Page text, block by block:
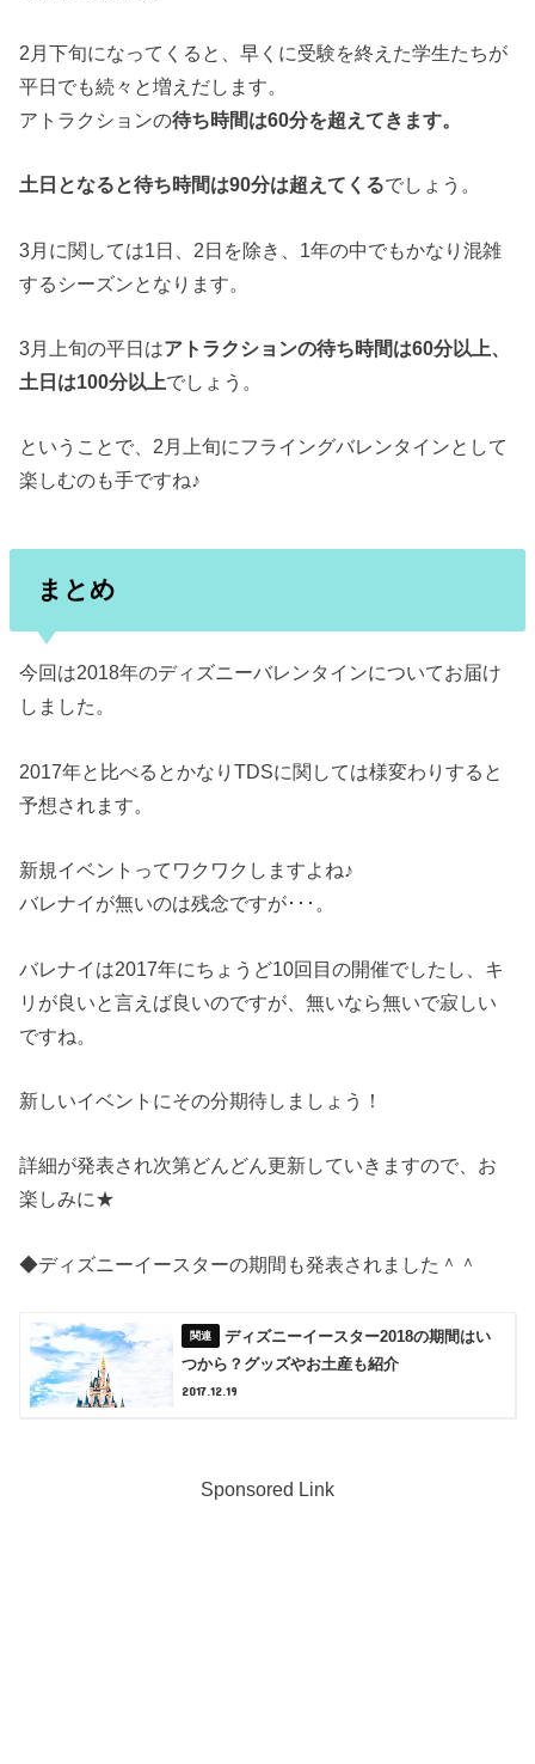
2月下旬になってくると、早くに受験を終えた学生たちが
平日でも続々と増えだします。
アトラクションの待ち時間は60分を超えてきます。
土日となると待ち時間は90分は超えてくるでしょう。
3月に関しては1日、2日を除き、1年の中でもかなり混雑
するシーズンとなります。
3月上旬の平日はアトラクションの待ち時間は60分以上、
土日は100分以上でしょう。
ということで、2月上旬にフライングバレンタインとして
楽しむのも手ですね♪
まとめ
今回は2018年のディズニーバレンタインについてお届け
しました。
2017年と比べるとかなりTDSに関しては様変わりすると
予想されます。
新規イベントってワクワクしますよね♪
バレナイが無いのは残念ですが･･･。
バレナイは2017年にちょうど10回目の開催でしたし、キ
リが良いと言えば良いのですが、無いなら無いで寂しい
ですね。
新しいイベントにその分期待しましょう！
詳細が発表され次第どんどん更新していきますので、お
楽しみに★
◆ディズニーイースターの期間も発表されました＾＾
ディズニーイースター2018の期間はい
つから？グッズやお土産も紹介
2017.12.19
Sponsored Link